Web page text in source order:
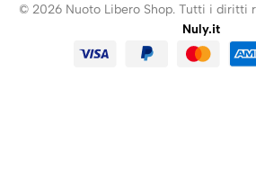
© 2026 Nuoto Libero Shop. Tutti i diritti
Nuly.it